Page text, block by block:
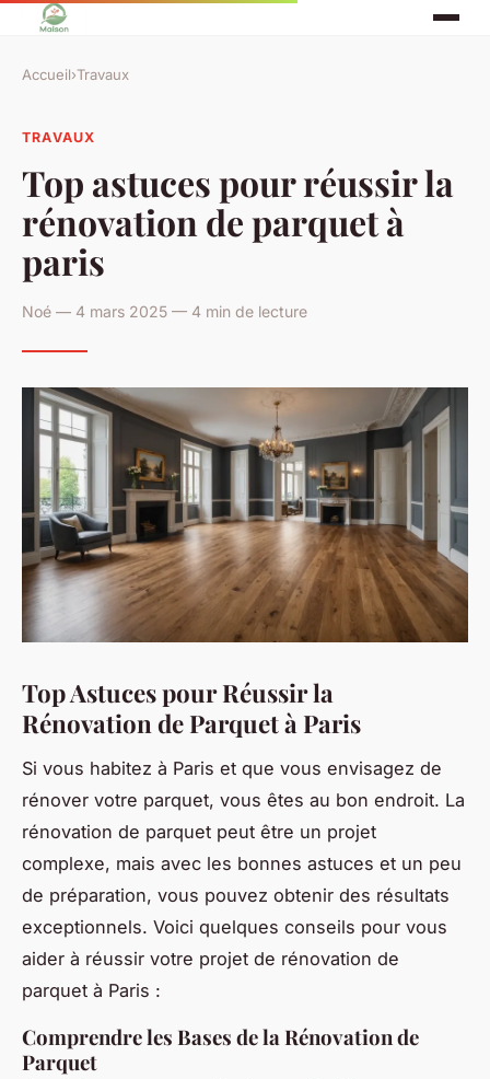
Accueil›Travaux
TRAVAUX
Top astuces pour réussir la
rénovation de parquet à
paris
Noé — 4 mars 2025 — 4 min de lecture
Top Astuces pour Réussir la
Rénovation de Parquet à Paris
Si vous habitez à Paris et que vous envisagez de
rénover votre parquet, vous êtes au bon endroit. La
rénovation de parquet peut être un projet
complexe, mais avec les bonnes astuces et un peu
de préparation, vous pouvez obtenir des résultats
exceptionnels. Voici quelques conseils pour vous
aider à réussir votre projet de rénovation de
parquet à Paris :
Comprendre les Bases de la Rénovation de
Parquet